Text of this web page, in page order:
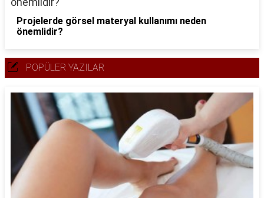
Projelerde görsel materyal kullanımı neden
önemlidir?
POPÜLER YAZILAR